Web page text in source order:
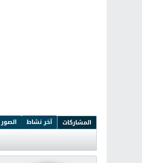
المشاركات آخر نشاط الصور